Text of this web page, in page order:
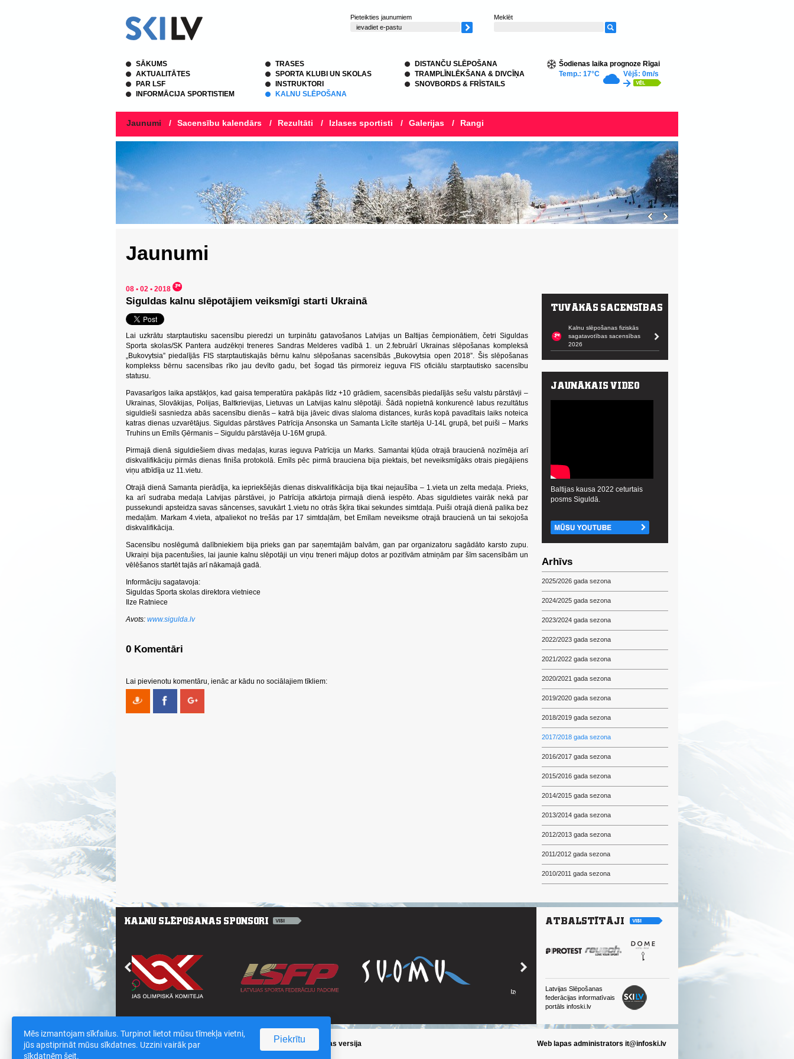
Pieteikties jaunumiem Meklēt
SĀKUMS
AKTUALITĀTES
PAR LSF
INFORMĀCIJA SPORTISTIEM
TRASES
SPORTA KLUBI UN SKOLAS
INSTRUKTORI
KALNU SLĒPOŠANA
DISTANČU SLĒPOŠANA
TRAMPLĪNLĒKŠANA & DIVCĪŅA
SNOVBORDS & FRĪSTAILS
Šodienas laika prognoze Rīgai
Temp.: 17°C
Vējš: 0m/s
Jaunumi / Sacensību kalendārs / Rezultāti / Izlases sportisti / Galerijas / Rangi
Jaunumi
08 • 02 • 2018
Siguldas kalnu slēpotājiem veiksmīgi starti Ukrainā
Lai uzkrātu starptautisku sacensību pieredzi un turpinātu gatavošanos Latvijas un Baltijas čempionātiem, četri Siguldas
Sporta skolas/SK Pantera audzēkņi treneres Sandras Melderes vadībā 1. un 2.februārī Ukrainas slēpošanas kompleksā
„Bukovytsia” piedalījās FIS starptautiskajās bērnu kalnu slēpošanas sacensībās „Bukovytsia open 2018”. Šis slēpošanas
komplekss bērnu sacensības rīko jau devīto gadu, bet šogad tās pirmoreiz ieguva FIS oficiālu starptautisko sacensību
statusu.
Pavasarīgos laika apstākļos, kad gaisa temperatūra pakāpās līdz +10 grādiem, sacensībās piedalījās sešu valstu pārstāvji –
Ukrainas, Slovākijas, Polijas, Baltkrievijas, Lietuvas un Latvijas kalnu slēpotāji. Šādā nopietnā konkurencē labus rezultātus
siguldieši sasniedza abās sacensību dienās – katrā bija jāveic divas slaloma distances, kurās kopā pavadītais laiks noteica
katras dienas uzvarētājus. Siguldas pārstāves Patrīcija Ansonska un Samanta Līcīte startēja U-14L grupā, bet puiši – Marks
Truhins un Emīls Ģērmanis – Siguldu pārstāvēja U-16M grupā.
Pirmajā dienā siguldiešiem divas medaļas, kuras ieguva Patrīcija un Marks. Samantai kļūda otrajā braucienā nozīmēja arī
diskvalifikāciju pirmās dienas finiša protokolā. Emīls pēc pirmā brauciena bija piektais, bet neveiksmīgāks otrais piegājiens
viņu atbīdīja uz 11.vietu.
Otrajā dienā Samanta pierādīja, ka iepriekšējās dienas diskvalifikācija bija tikai nejaušība – 1.vieta un zelta medaļa. Prieks,
ka arī sudraba medaļa Latvijas pārstāvei, jo Patrīcija atkārtoja pirmajā dienā iespēto. Abas siguldietes vairāk nekā par
pussekundi apsteidza savas sāncenses, savukārt 1.vietu no otrās šķīra tikai sekundes simtdaļa. Puiši otrajā dienā palika bez
medaļām. Markam 4.vieta, atpaliekot no trešās par 17 simtdaļām, bet Emīlam neveiksme otrajā braucienā un tai sekojoša
diskvalifikācija.
Sacensību noslēgumā dalībniekiem bija prieks gan par saņemtajām balvām, gan par organizatoru sagādāto karsto zupu.
Ukraiņi bija pacentušies, lai jaunie kalnu slēpotāji un viņu treneri mājup dotos ar pozitīvām atmiņām par šīm sacensībām un
vēlēšanos startēt tajās arī nākamajā gadā.
Informāciju sagatavoja:
Siguldas Sporta skolas direktora vietniece
Ilze Ratniece
Avots: www.sigulda.lv
0 Komentāri
Lai pievienotu komentāru, ienāc ar kādu no sociālajiem tīkliem:
Kalnu slēpošanas fiziskās
sagatavotības sacensības
2026
Baltijas kausa 2022 ceturtais
posms Siguldā.
Arhīvs
2025/2026 gada sezona
2024/2025 gada sezona
2023/2024 gada sezona
2022/2023 gada sezona
2021/2022 gada sezona
2020/2021 gada sezona
2019/2020 gada sezona
2018/2019 gada sezona
2017/2018 gada sezona
2016/2017 gada sezona
2015/2016 gada sezona
2014/2015 gada sezona
2013/2014 gada sezona
2012/2013 gada sezona
2011/2012 gada sezona
2010/2011 gada sezona
Latvijas Slēpošanas
federācijas informatīvais
portāls infoski.lv
Saites / Sīkdatnes un datu drošības politika / Iepriekšējā lapas versija Web lapas administrators it@infoski.lv
Mēs izmantojam sīkfailus. Turpinot lietot mūsu tīmekļa vietni,
jūs apstiprināt mūsu sīkdatnes. Uzzini vairāk par
sīkdatnēmšeit.
Piekrītu